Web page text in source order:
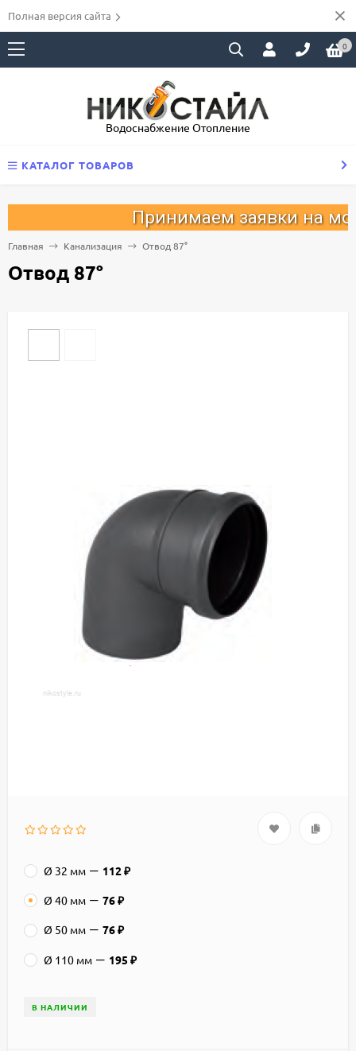
Полная версия сайта
0
Водоснабжение Отопление
КАТАЛОГ ТОВАРОВ
Принимаем заявки на
Главная Канализация Отвод 87°
Отвод 87°
Ø 32 мм 112₽
Ø 40 мм 76₽
Ø 50 мм 76₽
Ø 110 мм 195 ₽
В НАЛИЧИИ